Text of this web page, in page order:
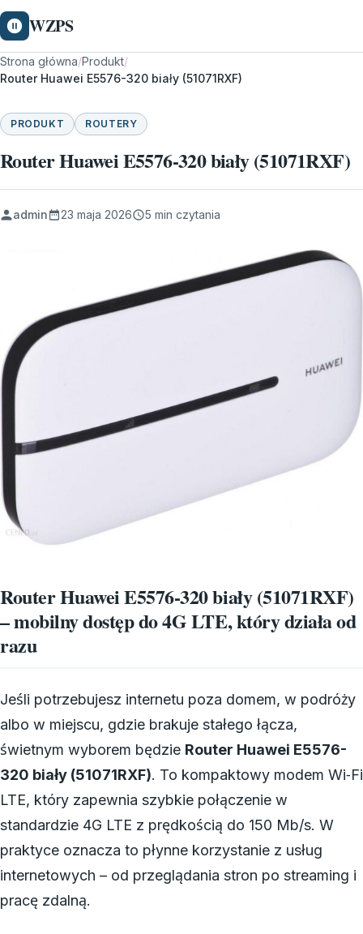
WZPS
Strona główna/Produkt/
Router Huawei E5576-320 biały (51071RXF)
PRODUKT ROUTERY
Router Huawei E5576-320 biały (51071RXF)
admin 23 maja 2026 5 min czytania
Router Huawei E5576-320 biały (51071RXF)
– mobilny dostęp do 4G LTE, który działa od
razu
Jeśli potrzebujesz internetu poza domem, w podróży
albo w miejscu, gdzie brakuje stałego łącza,
świetnym wyborem będzie Router Huawei E5576-
320 biały (51071RXF). To kompaktowy modem Wi‑Fi
LTE, który zapewnia szybkie połączenie w
standardzie 4G LTE z prędkością do 150 Mb/s. W
praktyce oznacza to płynne korzystanie z usług
internetowych – od przeglądania stron po streaming i
pracę zdalną.